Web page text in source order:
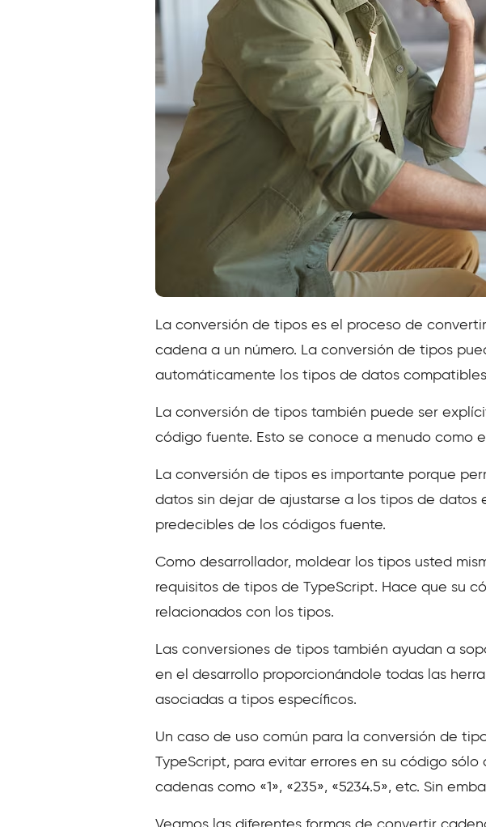
La conversión de tipos es el proceso de
cadena a un número. La conversión de tipos
automáticamente los tipos de datos
La conversión de tipos también puede ser
código fuente. Esto se conoce a menudo como
La conversión de tipos es importante porque
datos sin dejar de ajustarse a los tipos de datos
predecibles de los códigos fuente.
Como desarrollador, moldear los tipos usted
requisitos de tipos de TypeScript. Hace que su
relacionados con los tipos.
Las conversiones de tipos también ayudan a
en el desarrollo proporcionándole todas las
asociadas a tipos específicos.
Un caso de uso común para la conversión de
TypeScript, para evitar errores en su código
cadenas como «1», «235», «5234.5», etc. Sin